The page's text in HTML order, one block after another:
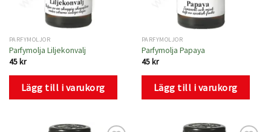
PARFYMOLJOR
Parfymolja Liljekonvalj
45 kr
Lägg till i varukorg
PARFYMOLJOR
Parfymolja Papaya
45 kr
Lägg till i varukorg